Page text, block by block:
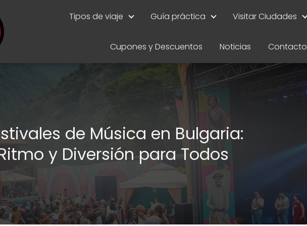
Tipos de viaje Guía práctica Visitar Ciudades
Cupones y Descuentos Noticias Contacto
de Música en Bulgaria:
y Diversión para Todos